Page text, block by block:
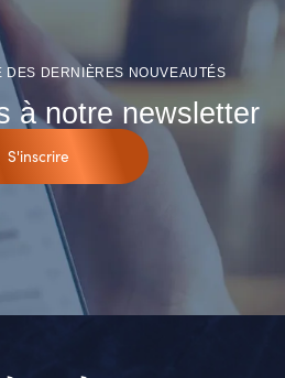
DES DERNIÈRES NOUVEAUTÉS
à notre newsletter
S'inscrire